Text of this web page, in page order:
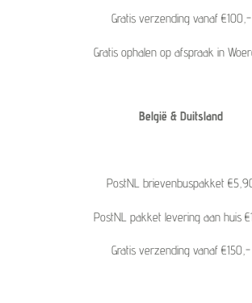
Gratis verzending vanaf €100,-
Gratis ophalen op afspraak in
België & Duitsland
PostNL brievenbuspakket
PostNL pakket levering aan huis
Gratis verzending vanaf €150,-